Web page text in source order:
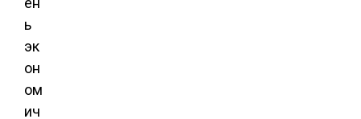
ь
эк
он
ом
ич